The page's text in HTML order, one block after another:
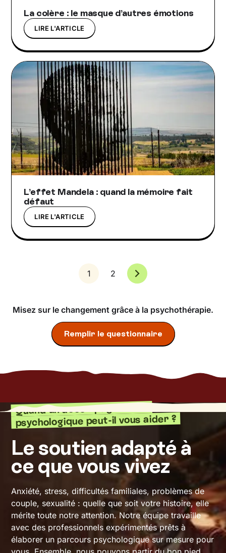
La colère : le masque d’autres émotions
LIRE L'ARTICLE
L’effet Mandela : quand la mémoire fait
défaut
LIRE L'ARTICLE
1 2
Misez sur le changement grâce à la psychothérapie.
Remplir le questionnaire
Quand un accompagnement
psychologique peut-il vous aider ?
Le soutien adapté à
ce que vous vivez
Anxiété, stress, difficultés familiales, problèmes de
couple, sexualité : quelle que soit votre histoire, elle
mérite toute notre attention. Notre équipe travaille
avec des professionnels expérimentés prêts à
élaborer un parcours psychologique sur mesure pour